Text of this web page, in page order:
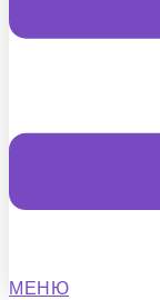
МЕНЮ